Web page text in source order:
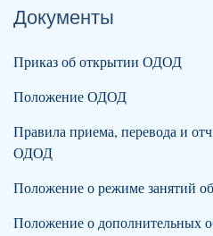
Документы
Приказ об открытии ОДОД
Положение ОДОД
Правила приема, перевода и
ОДОД
Положение о режиме занятий
Положение о дополнительных